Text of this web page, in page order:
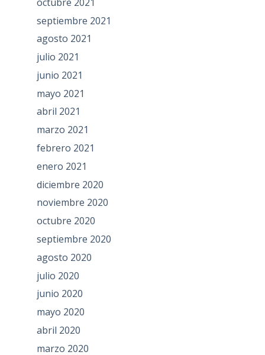
septiembre 2021
agosto 2021
julio 2021
junio 2021
mayo 2021
abril 2021
marzo 2021
febrero 2021
enero 2021
diciembre 2020
noviembre 2020
octubre 2020
septiembre 2020
agosto 2020
julio 2020
junio 2020
mayo 2020
abril 2020
marzo 2020